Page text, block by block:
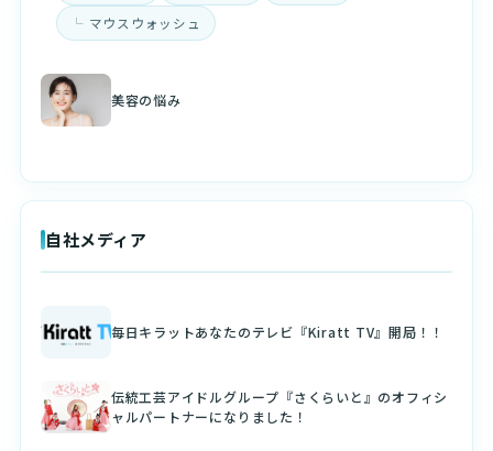
マウスウォッシュ
美容の悩み
自社メディア
毎日キラットあなたのテレビ『Kiratt TV』開局！！
伝統工芸アイドルグループ『さくらいと』のオフィシ
ャルパートナーになりました！